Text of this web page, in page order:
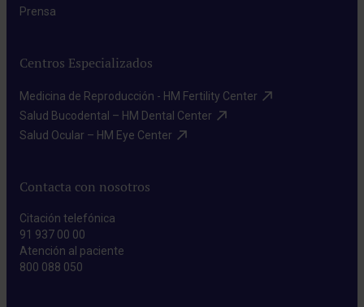
Prensa​
Centros Especializados
Medicina de Reproducción - HM Fertility Center​
Salud Bucodental – HM Dental Center​
Salud Ocular – HM Eye Center​
Contacta con nosotros
Citación telefónica
91 937 00 00
Atención al paciente
800 088 050